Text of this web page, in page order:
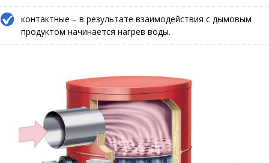
контактные – в результате взаимодействия с дымовым
продуктом начинается нагрев воды.